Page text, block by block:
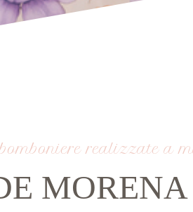
realizzate a